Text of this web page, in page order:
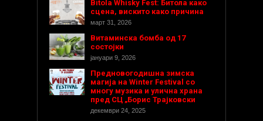
Bitola Whisky Fest: Битола како
сцена, вискито како причина
март 31, 2026
Витаминска бомба од 17
состојки
јануари 9, 2026
Предновогодишнa зимска
магија на Winter Festival со
многу музика и улична храна
пред СЦ „Борис Трајковски
декември 24, 2025